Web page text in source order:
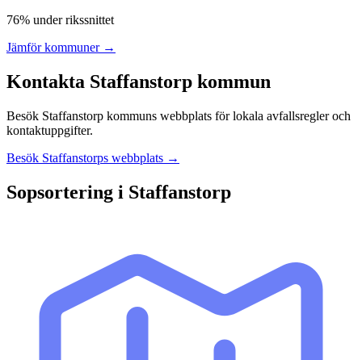
76% under rikssnittet
Jämför kommuner →
Kontakta Staffanstorp kommun
Besök Staffanstorp kommuns webbplats för lokala avfallsregler och
kontaktuppgifter.
Besök Staffanstorps webbplats →
Sopsortering i Staffanstorp